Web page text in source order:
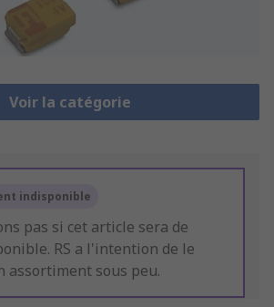
Voir la catégorie
indisponible
pas si cet article sera de
RS a l'intention de le
assortiment sous peu.